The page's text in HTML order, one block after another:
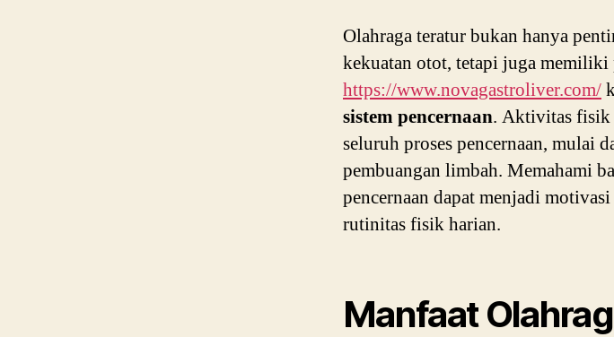
Olahraga teratur bukan hanya
kekuatan otot, tetapi juga memiliki
https://www.novagastroliver.com/
sistem pencernaan. Aktivitas fisik
seluruh proses pencernaan, mulai
pembuangan limbah. Memahami
pencernaan dapat menjadi
rutinitas fisik harian.
Manfaat